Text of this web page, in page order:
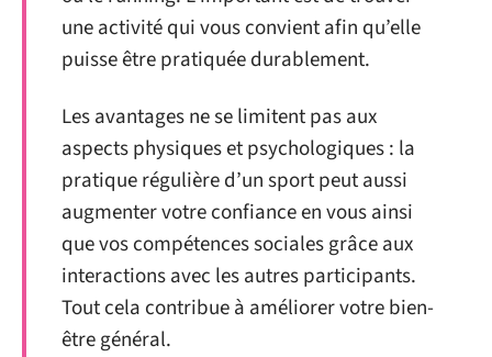
une activité qui vous convient afin qu’elle
puisse être pratiquée durablement.
Les avantages ne se limitent pas aux
aspects physiques et psychologiques : la
pratique régulière d’un sport peut aussi
augmenter votre confiance en vous ainsi
que vos compétences sociales grâce aux
interactions avec les autres participants.
Tout cela contribue à améliorer votre bien-
être général.